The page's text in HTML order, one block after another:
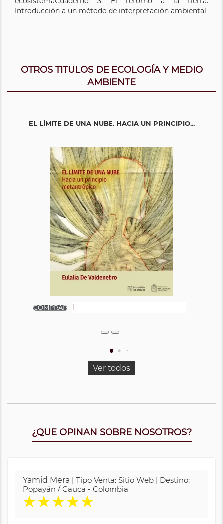
Introducción a un método de interpretación ambiental
OTROS TITULOS DE ECOLOGÍA Y MEDIO
AMBIENTE
EL LÍMITE DE UNA NUBE. HACIA UN PRINCIPIO...
Ver todos
¿QUE OPINAN SOBRE NOSOTROS?
Yamid Mera | Tipo Venta: Sitio Web | Destino:
Popayán / Cauca - Colombia
★★★★★